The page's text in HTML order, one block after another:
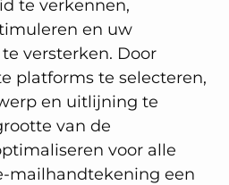
te verkennen,
en uw
versterken. Door
platforms te selecteren,
en uitlijning te
van de
voor alle
mailhandtekening een